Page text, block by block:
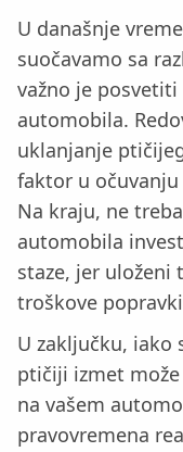
U današnje
suočavamo sa
važno je
automobila.
uklanjanje
faktor u
Na kraju, ne
automobila
staze, jer uloženi
troškove
U zaključku, iako
ptičiji izmet
na vašem
pravovremena